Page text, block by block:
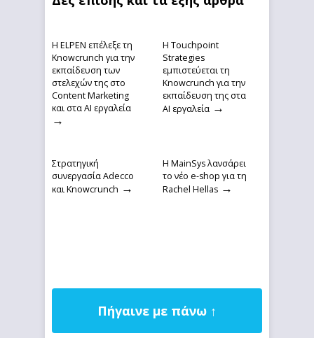
Η ELPEN επέλεξε τη
Knowcrunch για την
εκπαίδευση των
στελεχών της στο
Content Marketing
και στα AI εργαλεία
→
Η Touchpoint
Strategies
εμπιστεύεται τη
Knowcrunch για την
εκπαίδευση της στα
ΑΙ εργαλεία →
Στρατηγική
συνεργασία Adecco
και Knowcrunch →
Η MainSys λανσάρει
το νέο e-shop για τη
Rachel Hellas →
Πήγαινε με πάνω ↑